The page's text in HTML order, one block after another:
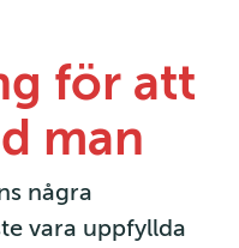
för att
man
några
vara uppfyllda